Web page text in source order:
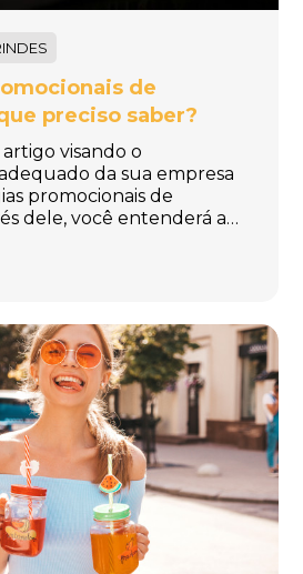
de
preciso saber?
visando o
da sua empresa
promocionais de
dele, você entenderá a…